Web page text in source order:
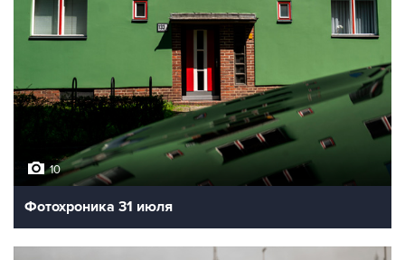
10
Фотохроника 31 июля